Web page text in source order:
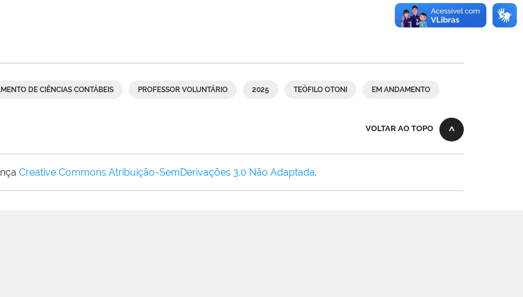
DE CIÊNCIAS CONTÁBEIS PROFESSOR VOLUNTÁRIO 2025 TEÓFILO OTONI EM ANDAMENTO
VOLTAR AO TOPO
Creative Commons Atribuição-SemDerivações 3.0 Não Adaptada.